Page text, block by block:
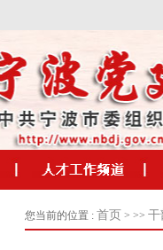
您当前的位置 : 首页 > >> 干